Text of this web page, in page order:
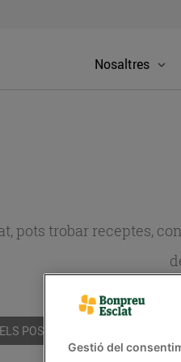
Nosaltres
pots trobar receptes,
POSTS
Gestió del